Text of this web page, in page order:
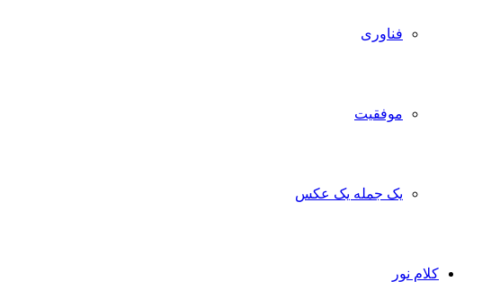
فناوری
موفقیت
یک جمله یک عکس
کلام نور